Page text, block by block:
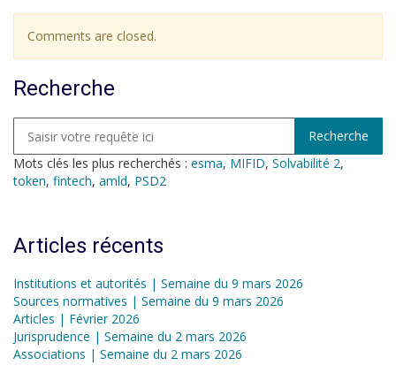
Comments are closed.
Recherche
Mots clés les plus recherchés : esma, MIFID, Solvabilité 2,
token, fintech, amld, PSD2
Articles récents
Institutions et autorités | Semaine du 9 mars 2026
Sources normatives | Semaine du 9 mars 2026
Articles | Février 2026
Jurisprudence | Semaine du 2 mars 2026
Associations | Semaine du 2 mars 2026